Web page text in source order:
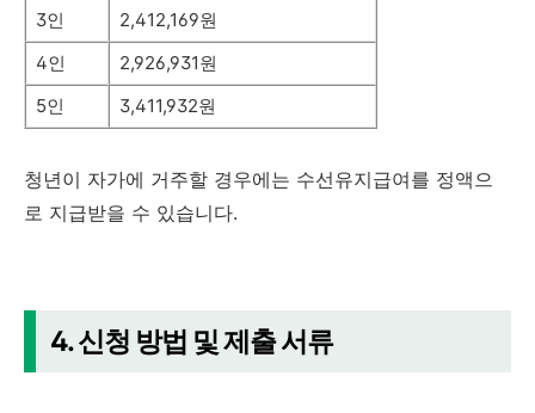
3인
2,412,169원
4인
2,926,931원
5인
3,411,932원
청년이 자가에 거주할 경우에는 수선유지급여를 정액으
로 지급받을 수 있습니다.
4. 신청 방법 및 제출 서류